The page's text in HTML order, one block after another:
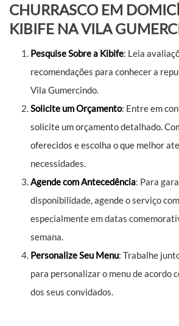
CHURRASCO EM
KIBIFE NA VILA
Pesquise Sobre a Kibife: Leia
recomendações para conhecer a
Vila Gumercindo.
Solicite um Orçamento: Entre em
solicite um orçamento detalhado.
oferecidos e escolha o que melhor
necessidades.
Agende com Antecedência: Para
disponibilidade, agende o serviço
especialmente em datas
semana.
Personalize Seu Menu: Trabalhe
para personalizar o menu de acordo
dos seus convidados.